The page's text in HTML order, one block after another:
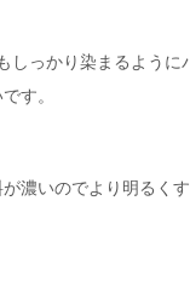
しっかり染まるよう
す。
濃いのでより明るく